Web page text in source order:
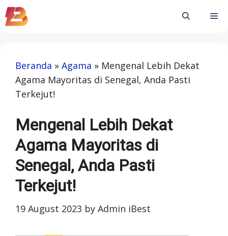
Skip
to
Beranda » Agama » Mengenal Lebih Dekat
Agama Mayoritas di Senegal, Anda Pasti
Terkejut!
Mengenal Lebih Dekat
Agama Mayoritas di
Senegal, Anda Pasti
Terkejut!
19 August 2023 by Admin iBest